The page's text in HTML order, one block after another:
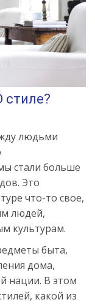
людьми
стали больше
Это
что-то свое,
людей,
культурам.
быта,
дома,
нации. В этом
какой из